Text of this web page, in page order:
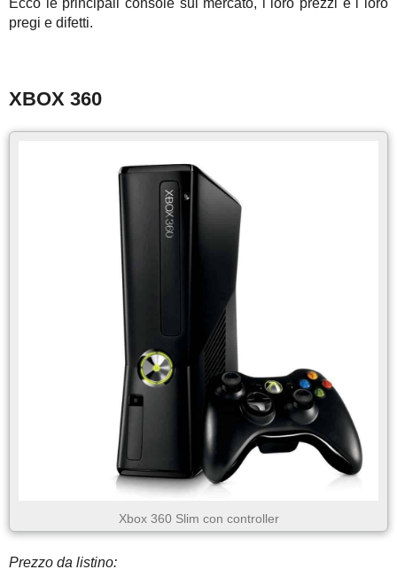
Ecco le principali console sul mercato, i loro prezzi e i loro
pregi e difetti.
XBOX 360
Xbox 360 Slim con controller
Prezzo da listino: